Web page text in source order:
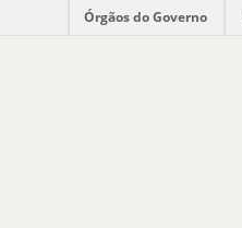
Órgãos do Governo